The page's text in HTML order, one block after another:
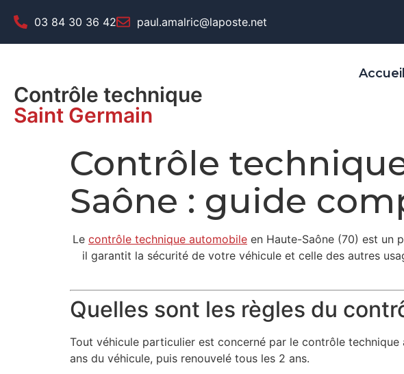
03 84 30 36 42 paul.amalric@laposte.net
Contrôle technique
Saint Germain
Accueil
Contrôle
Saône : guide
Le contrôle technique automobile en Haute-Saône (70) est un
il garantit la sécurité de votre véhicule et celle des autres
Quelles sont les règles du
Tout véhicule particulier est concerné par le contrôle
ans du véhicule, puis renouvelé tous les 2 ans.